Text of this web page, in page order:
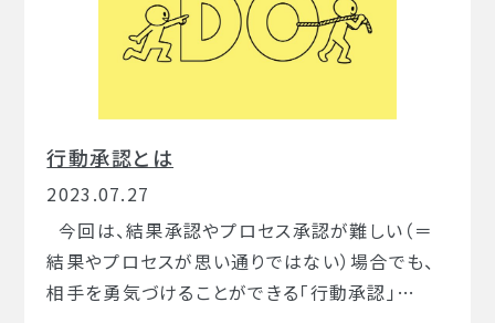
行動承認とは
2023.07.27
今回は、結果承認やプロセス承認が難しい（＝
結果やプロセスが思い通りではない）場合でも、
相手を勇気づけることができる「行動承認」…